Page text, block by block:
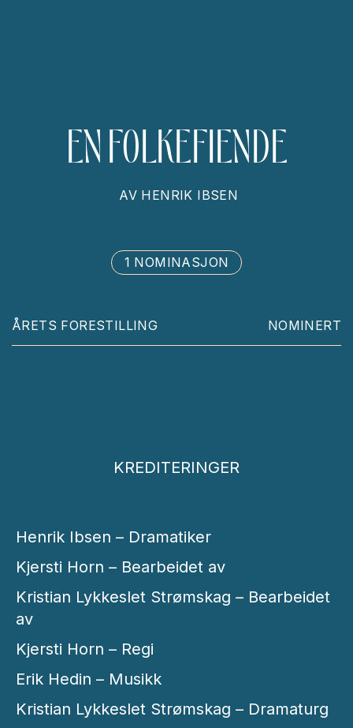
EN FOLKEFIENDE
AV HENRIK IBSEN
1 NOMINASJON
ÅRETS FORESTILLING NOMINERT
KREDITERINGER
Henrik Ibsen – Dramatiker
Kjersti Horn – Bearbeidet av
Kristian Lykkeslet Strømskag – Bearbeidet
av
Kjersti Horn – Regi
Erik Hedin – Musikk
Kristian Lykkeslet Strømskag – Dramaturg